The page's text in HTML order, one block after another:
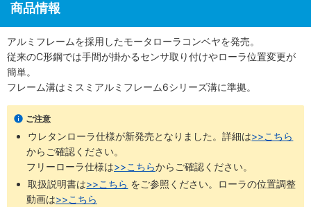
商品情報
アルミフレームを採用したモータローラコンベヤを発売。
従来のC形鋼では手間が掛かるセンサ取り付けやローラ位置変更が
簡単。
フレーム溝はミスミアルミフレーム6シリーズ溝に準拠。
ご注意
ウレタンローラ仕様が新発売となりました。詳細は>>こちら
からご確認ください。 ​
フリーローラ仕様は>>こちらからご確認ください。
取扱説明書は>>こちら ​をご参照ください。ローラの位置調整
動画は>>こちら